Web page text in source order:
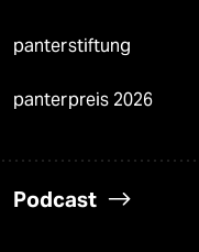
panterstiftung
panterpreis 2026
Podcast